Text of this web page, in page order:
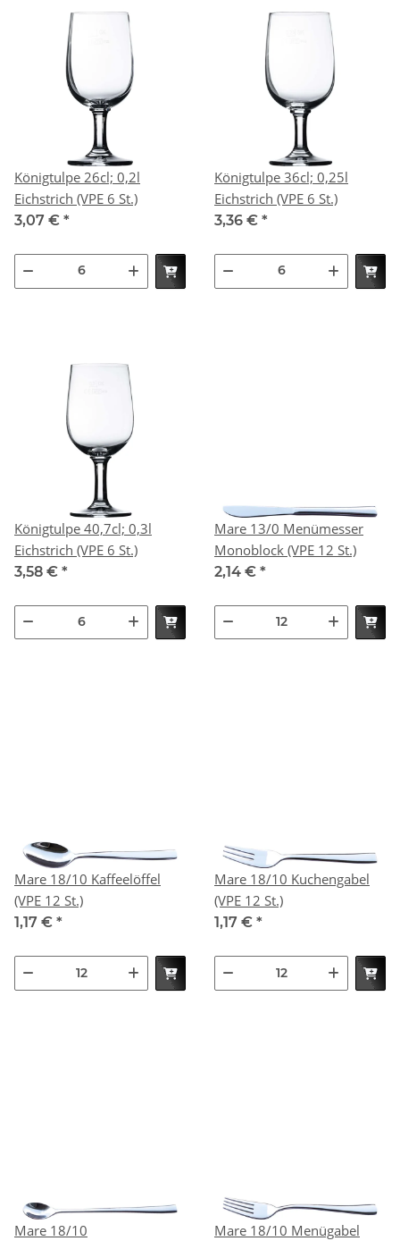
Königtulpe 26cl; 0,2l
Eichstrich (VPE 6 St.)
3,07 € *
Königtulpe 36cl; 0,25l
Eichstrich (VPE 6 St.)
3,36 € *
Königtulpe 40,7cl; 0,3l
Eichstrich (VPE 6 St.)
3,58 € *
Mare 13/0 Menümesser
Monoblock (VPE 12 St.)
2,14 € *
Mare 18/10 Kaffeelöffel
(VPE 12 St.)
1,17 € *
Mare 18/10 Kuchengabel
(VPE 12 St.)
1,17 € *
Mare 18/10
Mare 18/10 Menügabel